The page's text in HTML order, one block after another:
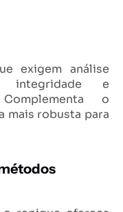
exigem análise
integridade e
o
mais robusta para